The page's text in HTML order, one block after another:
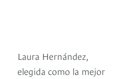
Laura Hernández,
elegida como la mejor